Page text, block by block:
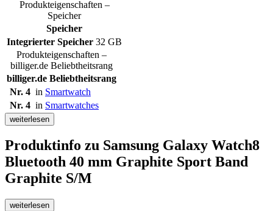
Produkteigenschaften –
Speicher
Speicher
Integrierter Speicher 32 GB
Produkteigenschaften –
billiger.de Beliebtheitsrang
billiger.de Beliebtheitsrang
Nr. 4 in Smartwatch
Nr. 4 in Smartwatches
weiterlesen
Produktinfo zu Samsung Galaxy Watch8
Bluetooth 40 mm Graphite Sport Band
Graphite S/M
weiterlesen